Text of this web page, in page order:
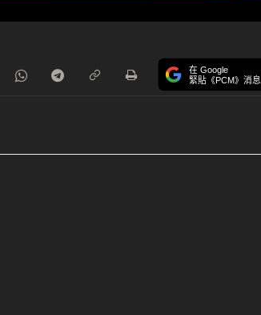
在 Google
緊貼《PCM》消息